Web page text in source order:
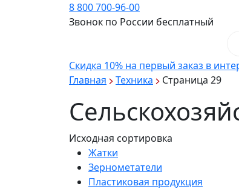
8 800 700-96-00
Звонок по России бесплатный
Скидка 10% на первый заказ в
Главная
Техника Страница 29
Исходная сортировка
Жатки
Зернометатели
Пластиковая продукция